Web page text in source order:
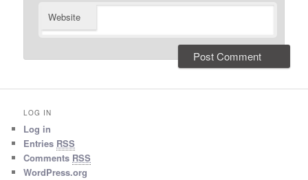
Website
LOG IN
Log in
Entries RSS
Comments RSS
WordPress.org